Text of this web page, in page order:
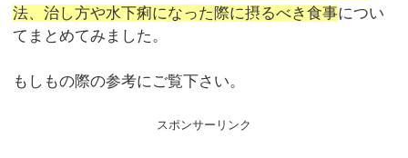
法、治し方や水下痢になった際に摂るべき食事につい
てまとめてみました。
もしもの際の参考にご覧下さい。
スポンサーリンク